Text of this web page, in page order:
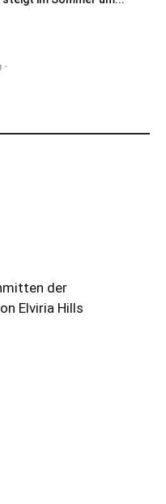
-
der
Elviria Hills